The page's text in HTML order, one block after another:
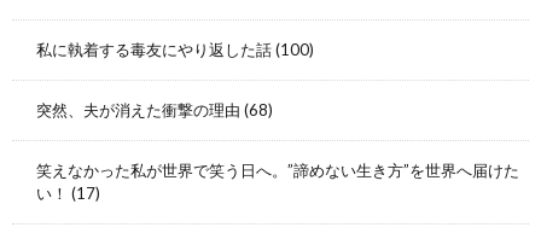
私に執着する毒友にやり返した話(100)
突然、夫が消えた衝撃の理由 (68)
笑えなかった私が世界で笑う日へ。”諦めない生き方”を世界へ届けた
い！ (17)